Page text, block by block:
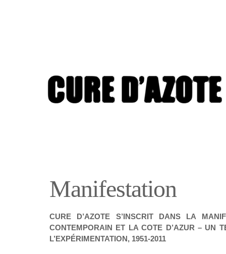
Manifestation
CURE D’AZOTE S’INSCRIT DANS LA
CONTEMPORAIN ET LA COTE D’AZUR – UN
L’EXPÉRIMENTATION, 1951-2011